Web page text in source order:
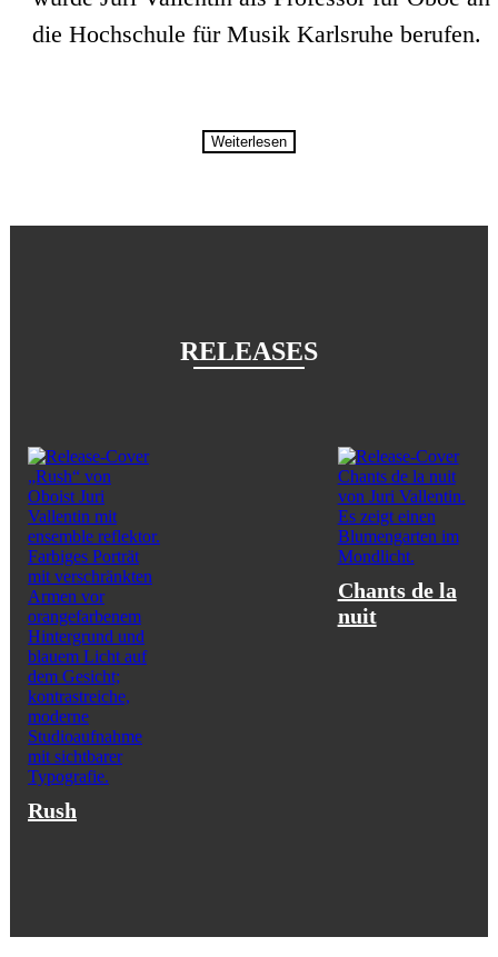
die Hochschule für Musik Karlsruhe berufen.
Weiterlesen
RELEASES
Rush
Chants de la
nuit